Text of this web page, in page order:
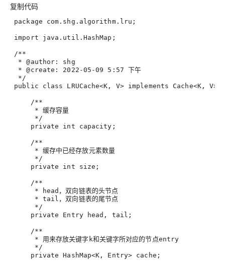
复制代码
package com.shg.algorithm.lru ;
import java.util.HashMap ;
/**
* @author: shg
* @create: 2022-05-09 5:57 下午
*/
public class LRUCache<K, V> implements Cache<K, V>
/**
* 缓存容量
*/
private int capacity ;
/**
* 缓存中已经存放元素数量
*/
private int size ;
/**
* head，双向链表的头节点
* tail，双向链表的尾节点
*/
private Entry head, tail ;
/**
* 用来存放关键字k和关键字所对应的节点entry
*/
private HashMap<K, Entry> cache ;